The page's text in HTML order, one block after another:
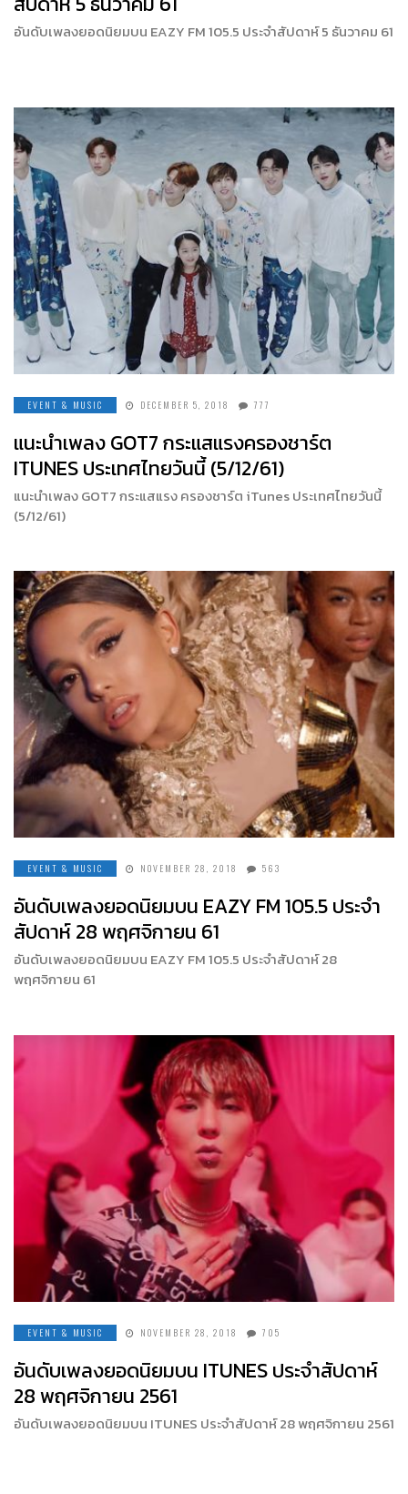
อันดับเพลงยอดนิยมบน EAZY FM 105.5 ประจำสัปดาห์ 5 ธันวาคม 61
EVENT & MUSIC DECEMBER 5, 2018 777
แนะนำเพลง GOT7 กระแสแรงครองชาร์ต
ITUNES ประเทศไทยวันนี้ (5/12/61)
แนะนำเพลง GOT7 กระแสแรง ครองชาร์ต iTunes ประเทศไทยวันนี้
(5/12/61)
EVENT & MUSIC NOVEMBER 28, 2018 563
อันดับเพลงยอดนิยมบน EAZY FM 105.5 ประจำ
สัปดาห์ 28 พฤศจิกายน 61
อันดับเพลงยอดนิยมบน EAZY FM 105.5 ประจำสัปดาห์ 28
พฤศจิกายน 61
EVENT & MUSIC NOVEMBER 28, 2018 705
อันดับเพลงยอดนิยมบน ITUNES ประจำสัปดาห์
28 พฤศจิกายน 2561
อันดับเพลงยอดนิยมบน ITUNES ประจำสัปดาห์ 28 พฤศจิกายน 2561